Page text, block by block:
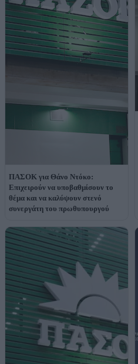
ΠΑΣΟΚ για Θάνο Ντόκο:
Επιχειρούν να υποβαθμίσουν το
θέμα και να καλύψουν στενό
συνεργάτη του πρωθυπουργού